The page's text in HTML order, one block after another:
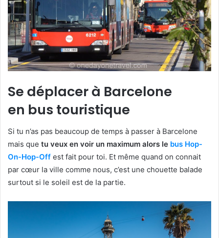
Se déplacer à Barcelone
en bus touristique
Si tu n’as pas beaucoup de temps à passer à Barcelone
mais que tu veux en voir un maximum alors le bus Hop-
On-Hop-Off est fait pour toi. Et même quand on connait
par cœur la ville comme nous, c’est une chouette balade
surtout si le soleil est de la partie.